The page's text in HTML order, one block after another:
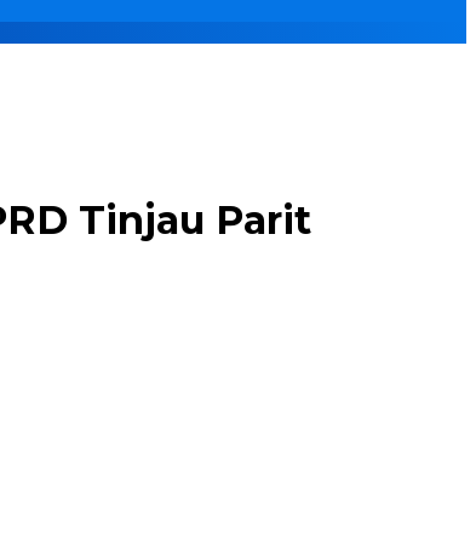
Tinjau Parit